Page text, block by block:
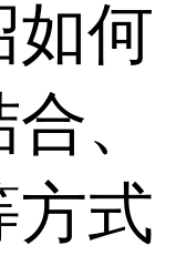
如何
、
方式